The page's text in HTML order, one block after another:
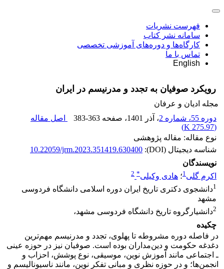
فهرست نشریات
سامانه نشر کتاب
کارگاه‌ها و دوره‌های آموزشی تخصصی
تماس با ما
English
رویکرد صوفیان به تجدد و مدرنیسم در ایران
مجله ادیان و عرفان
دوره 55، شماره 2
، آذر 1401 ، صفحه 383-363
اصل مقاله
(
275.97 K
)
نوع مقاله: مقاله پژوهشی
شناسه دیجیتال (DOI):
10.22059/jrm.2023.351419.630400
نویسندگان
اکرم گلی1؛ هادی وکیلی*
2
1دانشجوی دکتری تاریخ ایران دوره اسلامی دانشگاه فردوسی
مشهد
2دانشیارگروه تاریخ دانشگاه فردوسی مشهد،
چکیده
در فاصله دوره مشروطه تا پهلوی، تجدد و مدرنیسم مهم‌ترین
دغدغه حکومت و دین‌مداران بوده است. صوفیان نیز در حوزه­ عینی
ـ اجتماعی مانند آموزش نوین، موسیقی، نوع پوشش، احزاب و
انجمن‌ها؛ و در حوزه نظری و مبانی تفکر نوین، مانند ناسیونالیسم و